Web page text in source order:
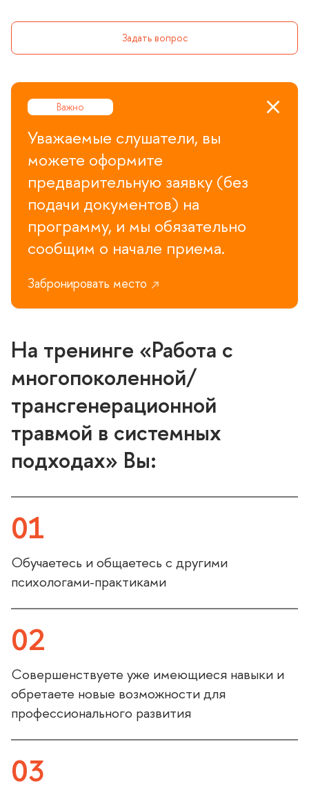
Задать вопрос
Важно
Уважаемые слушатели, вы
можете оформите
предварительную заявку (без
подачи документов) на
программу, и мы обязательно
сообщим о начале приема.
Забронировать место
На тренинге «Работа с
многопоколенной/
трансгенерационной
травмой в системных
подходах» Вы:
01
Обучаетесь и общаетесь с другими
психологами-практиками
02
Совершенствуете уже имеющиеся навыки и
обретаете новые возможности для
профессионального развития
03